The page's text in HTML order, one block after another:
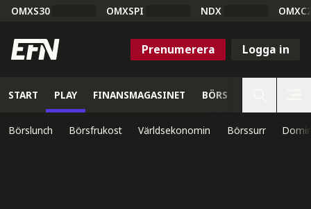
OMXS30 OMXSPI NDX
Prenumerera Logga in
START PLAY FINANSMAGASINET BÖRS
Börslunch Börsfrukost Världsekonomin Börssurr